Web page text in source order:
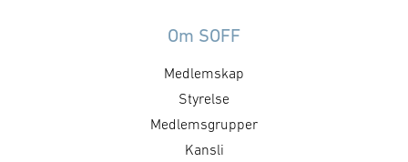
Om SOFF
Medlemskap
Styrelse
Medlemsgrupper
Kansli